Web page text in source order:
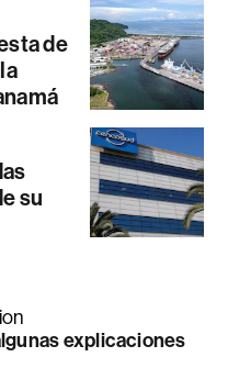
de
su
explicaciones